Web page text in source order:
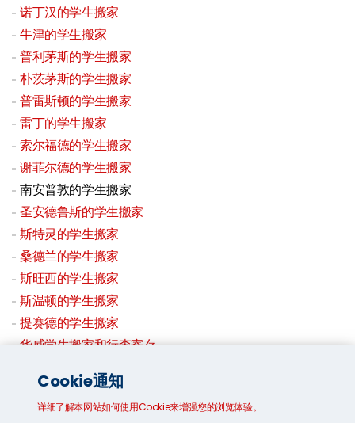
诺丁汉的学生搬家
牛津的学生搬家
普利茅斯的学生搬家
朴茨茅斯的学生搬家
普雷斯顿的学生搬家
雷丁的学生搬家
索尔福德的学生搬家
谢菲尔德的学生搬家
南安普敦的学生搬家
圣安德鲁斯的学生搬家
斯特灵的学生搬家
桑德兰的学生搬家
斯旺西的学生搬家
斯温顿的学生搬家
提赛德的学生搬家
华威学生搬家和行李寄存
学生存储
Cookie通知
详细了解本网站如何使用Cookie来增强您的浏览体验。